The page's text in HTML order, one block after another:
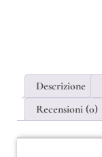
Descrizione
Recensioni (0)